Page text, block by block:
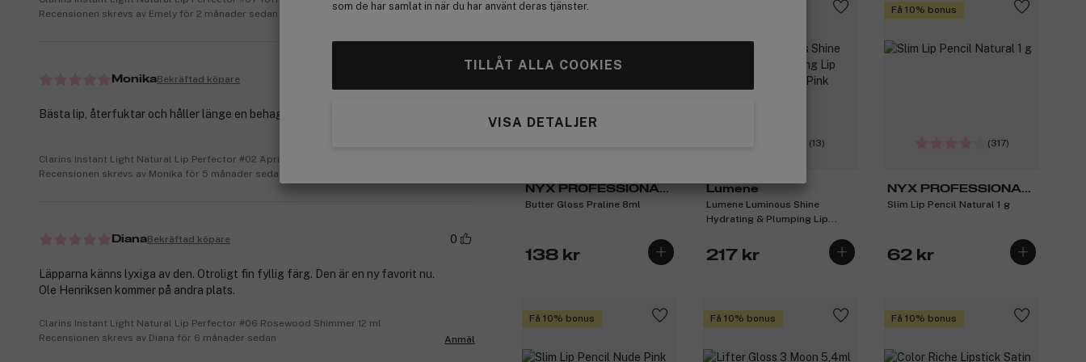
som de har samlat in när du har använt deras tjänster.
TILLÅT ALLA COOKIES
VISA DETALJER
Få 10% bonus
NYX PROFESSIONAL
MAKEUP
Butter Gloss Praline 8ml
138 kr
(13)
Lumene
Lumene Luminous Shine
Hydrating & Plumping Lip
217 kr
Få 10% bonus
(317)
NYX PROFESSIONAL
MAKEUP
Slim Lip Pencil Natural 1 g
62 kr
Få 10% bonus Få 10% bonus Få 10% bonus
Recensionen skrevs av Emely för 2 månader sedan
MonikaBekräftad köpare
Bästa lip, återfuktar och håller länge en behaglig känsla.
Clarins Instant Light Natural Lip Perfector #02 Apricot Shimmer 12 ml
Recensionen skrevs av Monika för 5 månader sedan
DianaBekräftad köpare 0
Läpparna känns lyxiga av den. Otroligt fin fyllig färg. Den är en ny favorit nu.
Ole Henriksen kommer på andra plats.
Clarins Instant Light Natural Lip Perfector #06 Rosewood Shimmer 12 ml
Recensionen skrevs av Diana för 6 månader sedan
Anmäl